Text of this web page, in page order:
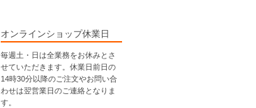
オンラインショップ休業日
毎週土・日は全業務をお休みとさ
せていただきます。休業日前日の
14時30分以降のご注文やお問い合
わせは翌営業日のご連絡となりま
す。